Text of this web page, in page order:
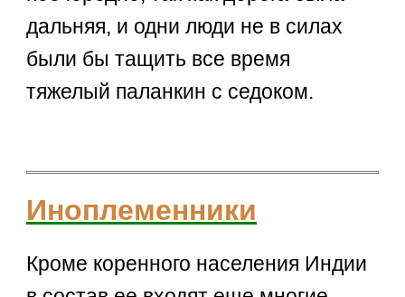
дальняя, и одни люди не в силах
были бы тащить все время
тяжелый паланкин с седоком.
Иноплеменники
Кроме коренного населения Индии